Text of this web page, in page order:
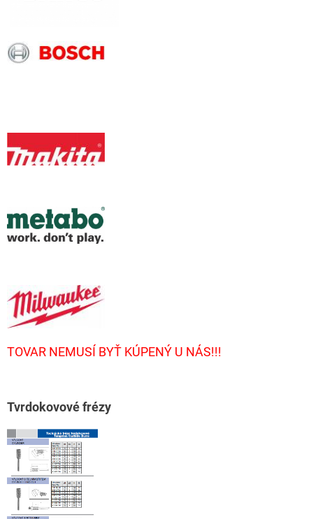
TOVAR NEMUSÍ BYŤ KÚPENÝ U NÁS!!!
Tvrdokovové frézy